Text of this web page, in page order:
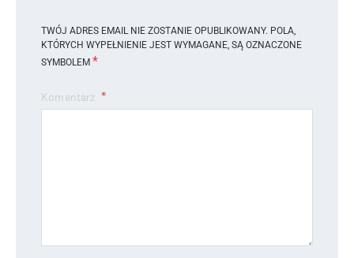
TWÓJ ADRES EMAIL NIE ZOSTANIE OPUBLIKOWANY. POLA,
KTÓRYCH WYPEŁNIENIE JEST WYMAGANE, SĄ OZNACZONE
SYMBOLEM *
Komentarz